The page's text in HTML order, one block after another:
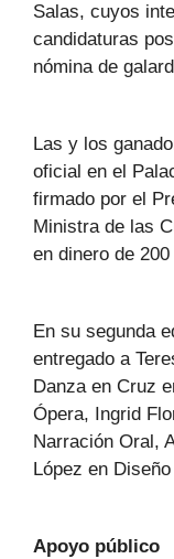
Salas, cuyos
candidaturas
nómina de
Las y los
oficial en el
firmado por el
Ministra de las
en dinero de 200
En su segunda
entregado a
Danza en Cruz
Ópera, Ingrid
Narración Oral,
López en
Apoyo público